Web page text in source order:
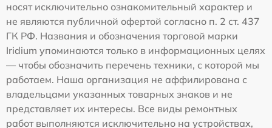
носят исключительно ознакомительный характер и
не являются публичной офертой согласно п. 2 ст. 437
ГК РФ. Названия и обозначения торговой марки
Iridium упоминаются только в информационных целях
— чтобы обозначить перечень техники, с которой мы
работаем. Наша организация не аффилирована с
владельцами указанных товарных знаков и не
представляет их интересы. Все виды ремонтных
работ выполняются исключительно на устройствах,